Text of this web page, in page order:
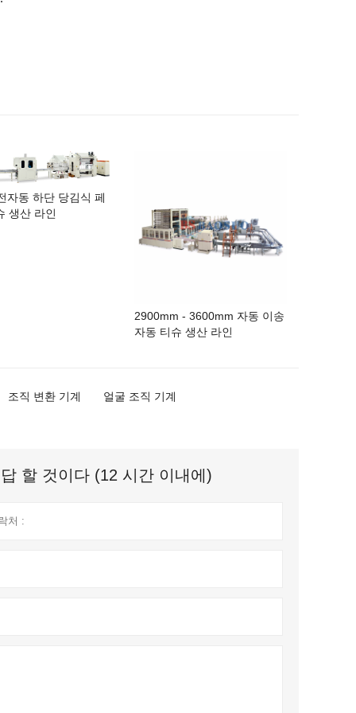
자동 하단 당김식 페
생산 라인
2900mm - 3600mm 자동 이송
자동 티슈 생산 라인
조직 변환 기계 얼굴 조직 기계
할 것이다 (12 시간 이내에)